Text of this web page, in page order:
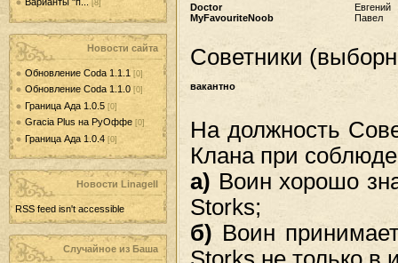
Варианты "п... [8]
Новости сайта
Обновление Coda 1.1.1 [0]
Обновление Coda 1.1.0 [0]
Граница Ада 1.0.5 [0]
Gracia Plus на РуОффе [0]
Граница Ада 1.0.4 [0]
Новости LinageII
RSS feed isn't accessible
Случайное из Баша
Doctor
Евгений
MyFavouriteNoob
Павел
Советники
вакантно
На должность
Клана при
а) Воин хорошо
Storks;
б) Воин